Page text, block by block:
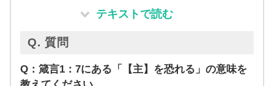
テキストで読む
Q. 質問
Q：箴言1：7にある「【主】を恐れる」の意味を